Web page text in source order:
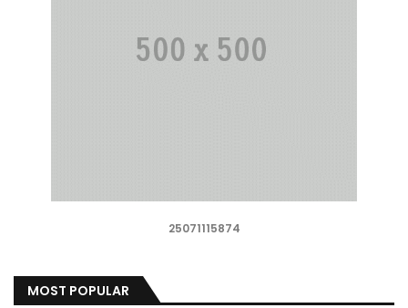
25071115874
MOST POPULAR